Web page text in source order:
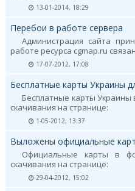
13-01-2014, 18:29
Перебои в работе сервера
Администрация сайта
работе ресурса cgmap.ru
17-07-2012, 17:08
Бесплатные карты Украины
Бесплатные карты Украины
скачивания на странице:
1-05-2012, 13:37
Выложены официальные
Официальные карты в
скачивания на странице:
29-04-2012, 15:02